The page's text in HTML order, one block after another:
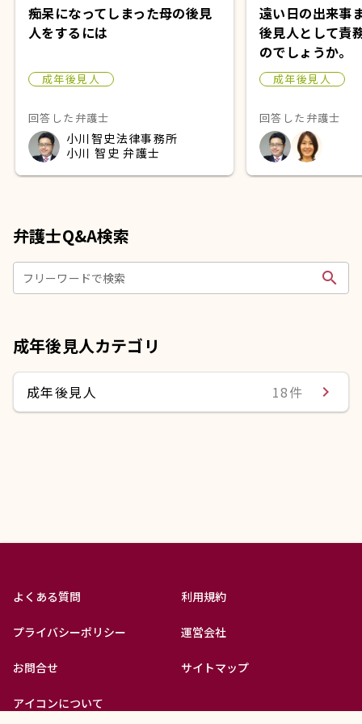
痴呆になってしまった母の後見
人をするには
成年後見人
回答した弁護士
小川智史法律事務所
小川 智史 弁護士
遠い日の出来事
後見人として責
のでしょうか。
成年後見人
回答した弁護士
弁護士Q&A検索
フリーワードで検索 search
成年後見人カテゴリ
成年後見人 18件 navigate_next
よくある質問 利用規約
プライバシーポリシー 運営会社
お問合せ サイトマップ
アイコンについて